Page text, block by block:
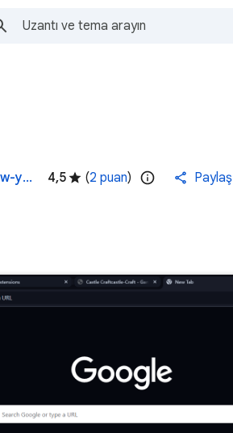
https://gamecss.com/en/game/ellie-chinese-new-year-celebration 4,5 (2 puan) Paylaş